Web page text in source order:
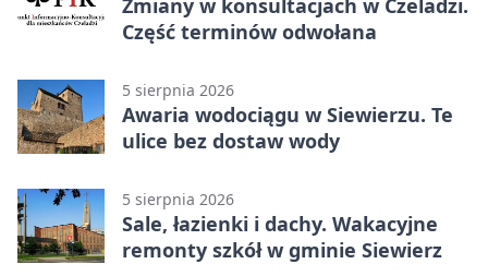
Zmiany w konsultacjach w Czeladzi.
Część terminów odwołana
5 sierpnia 2026
Awaria wodociągu w Siewierzu. Te
ulice bez dostaw wody
5 sierpnia 2026
Sale, łazienki i dachy. Wakacyjne
remonty szkół w gminie Siewierz